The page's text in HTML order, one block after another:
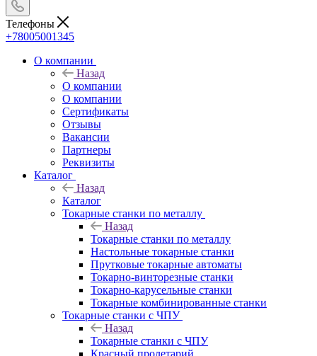
Телефоны
+78005001345
О компании
Назад
О компании
О компании
Сертификаты
Отзывы
Вакансии
Партнеры
Реквизиты
Каталог
Назад
Каталог
Токарные станки по металлу
Назад
Токарные станки по металлу
Настольные токарные станки
Прутковые токарные автоматы
Токарно-винторезные станки
Токарно-карусельные станки
Токарные комбинированные станки
Токарные станки с ЧПУ
Назад
Токарные станки с ЧПУ
Красный пролетарий